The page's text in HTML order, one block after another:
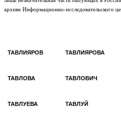
архиве Информационно-исследовательского
ТАВЛИЯРОВ ТАВЛИЯРОВА
ТАВЛОВА ТАВЛОВИЧ
ТАВЛУЕВА ТАВЛУЙ